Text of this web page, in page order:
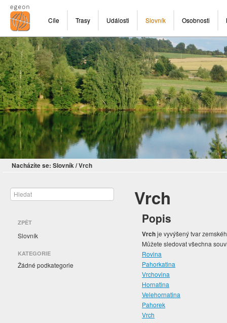
Cíle Trasy Události Slovník Osobnosti
Nacházíte se: Slovník/Vrch
ZPĚT
Slovník
KATEGORIE
Žádné podkategorie
Vrch
Popis
Vrchje vyvýšený tvar
Můžete sledovat všechna
Rovina
Pahorkatina
Vrchovina
Hornatina
Velehornatina
Pahorek
Vrch